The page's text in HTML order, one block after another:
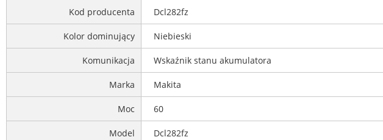
Kod producenta Dcl282fz
Kolor dominujący Niebieski
Komunikacja Wskaźnik stanu akumulatora
Marka Makita
Moc 60
Model Dcl282fz